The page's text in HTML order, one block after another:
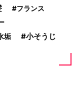
フランス
垢
小そうじ